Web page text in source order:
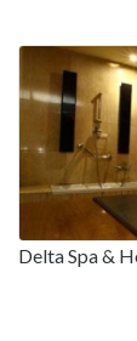
Delta Spa &